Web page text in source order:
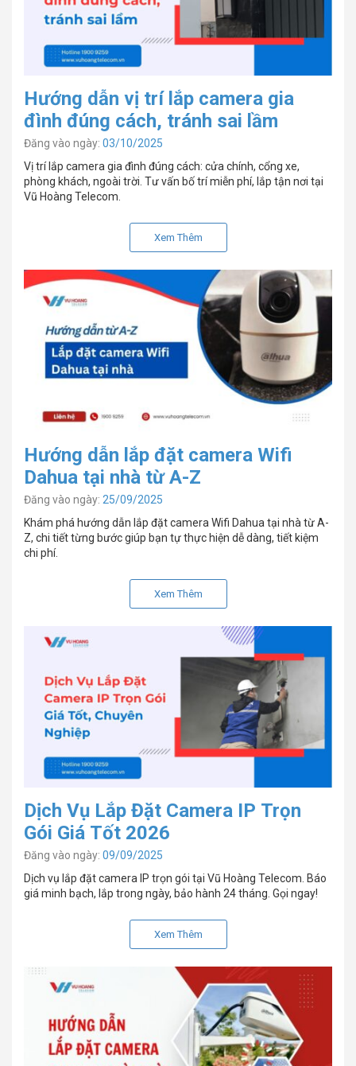
Hướng dẫn vị trí lắp camera gia
đình đúng cách, tránh sai lầm
Đăng vào ngày: 03/10/2025
Vị trí lắp camera gia đình đúng cách: cửa chính, cổng xe,
phòng khách, ngoài trời. Tư vấn bố trí miễn phí, lắp tận nơi tại
Vũ Hoàng Telecom.
Xem Thêm
Hướng dẫn lắp đặt camera Wifi
Dahua tại nhà từ A-Z
Đăng vào ngày: 25/09/2025
Khám phá hướng dẫn lắp đặt camera Wifi Dahua tại nhà từ A-
Z, chi tiết từng bước giúp bạn tự thực hiện dễ dàng, tiết kiệm
chi phí.
Xem Thêm
Dịch Vụ Lắp Đặt Camera IP Trọn
Gói Giá Tốt 2026
Đăng vào ngày: 09/09/2025
Dịch vụ lắp đặt camera IP trọn gói tại Vũ Hoàng Telecom. Báo
giá minh bạch, lắp trong ngày, bảo hành 24 tháng. Gọi ngay!
Xem Thêm